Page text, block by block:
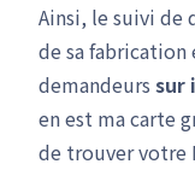
Ainsi, le suivi de
de sa fabrication
demandeurs sur
en est ma carte
de trouver votre